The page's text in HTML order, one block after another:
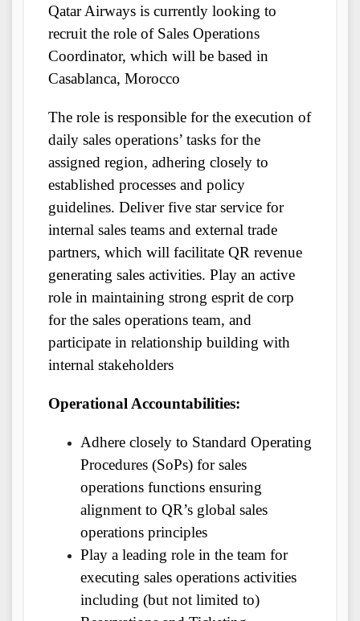
Qatar Airways is currently looking to
recruit the role of Sales Operations
Coordinator, which will be based in
Casablanca, Morocco
The role is responsible for the execution of
daily sales operations’ tasks for the
assigned region, adhering closely to
established processes and policy
guidelines. Deliver five star service for
internal sales teams and external trade
partners, which will facilitate QR revenue
generating sales activities. Play an active
role in maintaining strong esprit de corp
for the sales operations team, and
participate in relationship building with
internal stakeholders
Operational Accountabilities:
Adhere closely to Standard Operating
Procedures (SoPs) for sales
operations functions ensuring
alignment to QR’s global sales
operations principles
Play a leading role in the team for
executing sales operations activities
including (but not limited to)